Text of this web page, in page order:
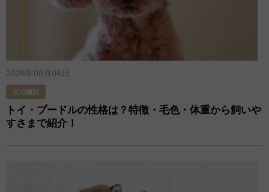
2026年08月04日
犬の種別
トイ・プードルの性格は？特徴・毛色・体重から飼いや
すさまで紹介！